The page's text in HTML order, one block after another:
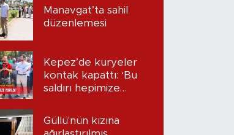
Manavgat’ta sahil
düzenlemesi
Kepez’de kuryeler
kontak kapattı: ‘Bu
saldırı hepimize
Güllü'nün kızına